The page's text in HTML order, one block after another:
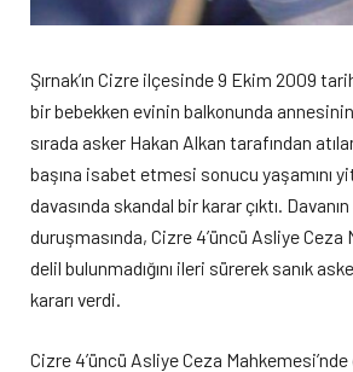
Şırnak’ın Cizre ilçesinde 9 Ekim 2009
bir bebekken evinin balkonunda
sırada asker Hakan Alkan tarafından
başına isabet etmesi sonucu yaşamını
davasında skandal bir karar çıktı. Davanın
duruşmasında, Cizre 4’üncü Asliye
delil bulunmadığını ileri sürerek sanık
kararı verdi.
Cizre 4’üncü Asliye Ceza